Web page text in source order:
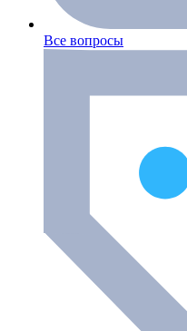
Все вопросы